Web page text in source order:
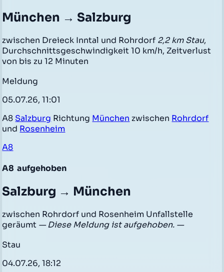
München → Salzburg
zwischen Dreieck Inntal und Rohrdorf 2,2 km Stau,
Durchschnittsgeschwindigkeit 10 km/h, Zeitverlust
von bis zu 12 Minuten
Meldung
05.07.26, 11:01
A8 Salzburg Richtung München zwischen Rohrdorf
und Rosenheim
A8
A8 aufgehoben
Salzburg → München
zwischen Rohrdorf und Rosenheim Unfallstelle
geräumt — Diese Meldung ist aufgehoben. —
Stau
04.07.26, 18:12